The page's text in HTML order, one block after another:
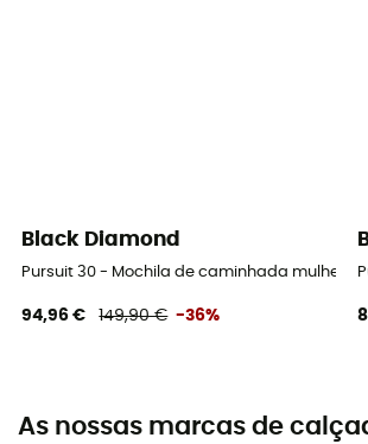
Black Diamond
Pursuit 30 - Mochila de caminhada mulher
94,96 € 149,90 € -36%
As nossas marcas de